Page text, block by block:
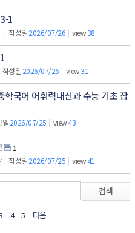
1
| 작성일2026/07/26 | view38
작성일2026/07/26 | view31
국어 어휘력내신과 수능 기초 잡
일2026/07/25 | view43
1
| 작성일2026/07/25 | view41
검색
4 5 다음